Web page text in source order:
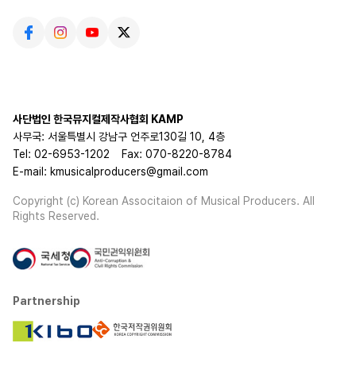
사단법인 한국뮤지컬제작사협회 KAMP
사무국: 서울특별시 강남구 언주로130길 10, 4층
Tel: 02-6953-1202
Fax: 070-8220-8784
E-mail: kmusicalproducers@gmail.com
Copyright (c) Korean Associtaion of Musical Producers. All
Rights Reserved.
Partnership